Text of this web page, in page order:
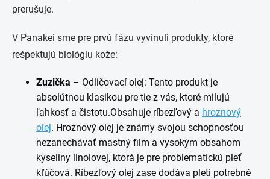
prerušuje.
V Panakei sme pre prvú fázu vyvinuli produkty, ktoré
rešpektujú biológiu kože:
Zuzička – Odličovací olej: Tento produkt je
absolútnou klasikou pre tie z vás, ktoré milujú
ľahkosť a čistotu.Obsahuje ríbezľový a hroznový
olej. Hroznový olej je známy svojou schopnosťou
nezanechávať mastný film a vysokým obsahom
kyseliny linolovej, ktorá je pre problematickú pleť
kľúčová. Ríbezľový olej zase dodáva pleti potrebné